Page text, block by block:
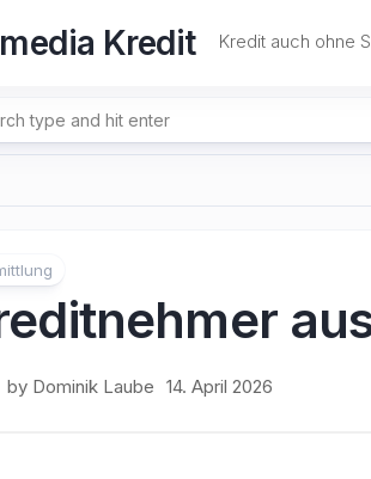
Kredit auch ohne
by Dominik Laube 14. April 2026